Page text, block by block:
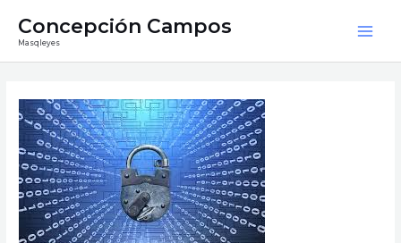
Concepción Campos
Masqleyes
entradas